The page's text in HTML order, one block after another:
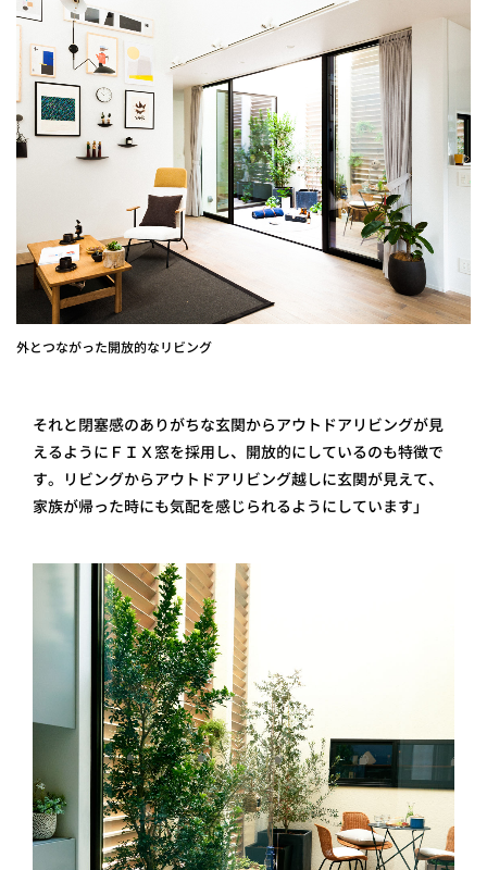
外とつながった開放的なリビング
それと閉塞感のありがちな玄関からアウトドアリビングが見
えるようにＦＩＸ窓を採用し、開放的にしているのも特徴で
す。リビングからアウトドアリビング越しに玄関が見えて、
家族が帰った時にも気配を感じられるようにしています」